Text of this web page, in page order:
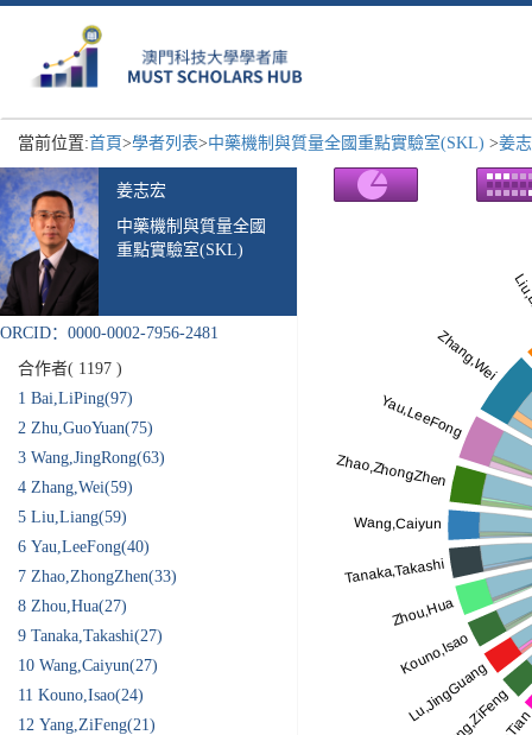
當前位置:首頁>學者列表>中藥機制與質量全國重點實驗室(SKL) >姜
姜志宏
中藥機制與質量全國
重點實驗室(SKL)
ORCID：0000-0002-7956-2481
合作者( 1197 )
1 Bai,LiPing(97)
2 Zhu,GuoYuan(75)
3 Wang,JingRong(63)
4 Zhang,Wei(59)
5 Liu,Liang(59)
6 Yau,LeeFong(40)
7 Zhao,ZhongZhen(33)
8 Zhou,Hua(27)
9 Tanaka,Takashi(27)
10 Wang,Caiyun(27)
11 Kouno,Isao(24)
12 Yang,ZiFeng(21)